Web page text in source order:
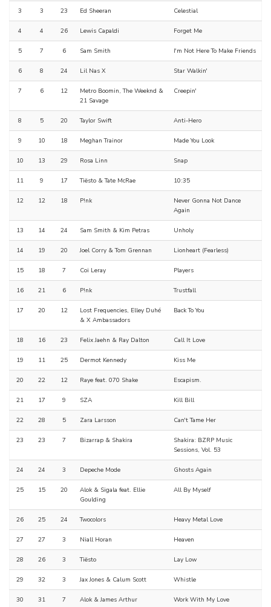
3 3 23 Ed Sheeran Celestial
4 4 26 Lewis Capaldi Forget Me
5 7 6 Sam Smith I'm Not Here To Make Friends
6 8 24 Lil Nas X Star Walkin'
7 6 12
Metro Boomin, The Weeknd &
21 Savage
Creepin'
8 5 20 Taylor Swift Anti-Hero
9 10 18 Meghan Trainor Made You Look
10 13 29 Rosa Linn Snap
11 9 17 Tiësto & Tate McRae 10:35
12 12 18 P!nk
Never Gonna Not Dance
Again
13 14 24 Sam Smith & Kim Petras Unholy
14 19 20 Joel Corry & Tom Grennan Lionheart (Fearless)
15 18 7 Coi Leray Players
16 21 6 P!nk Trustfall
17 20 12
Lost Frequencies, Elley Duhé
& X Ambassadors
Back To You
18 16 23 Felix Jaehn & Ray Dalton Call It Love
19 11 25 Dermot Kennedy Kiss Me
20 22 12 Raye feat. 070 Shake Escapism.
21 17 9 SZA Kill Bill
22 28 5 Zara Larsson Can't Tame Her
23 23 7 Bizarrap & Shakira
Shakira: BZRP Music
Sessions, Vol. 53
24 24 3 Depeche Mode Ghosts Again
25 15 20
Alok & Sigala feat. Ellie
Goulding
All By Myself
26 25 24 Twocolors Heavy Metal Love
27 27 3 Niall Horan Heaven
28 26 3 Tiësto Lay Low
29 32 3 Jax Jones & Calum Scott Whistle
30 31 7 Alok & James Arthur Work With My Love